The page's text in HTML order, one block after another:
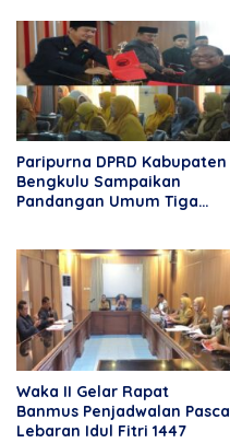
Anggaran
Paripurna DPRD Kabupaten
Bengkulu Sampaikan
Pandangan Umum Tiga
Waka II Gelar Rapat
Banmus Penjadwalan Pasca
Lebaran Idul Fitri 1447